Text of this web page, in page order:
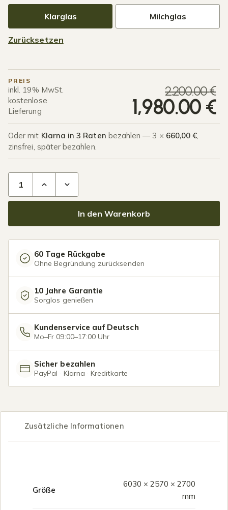
Klarglas Milchglas
Zurücksetzen
PREIS
inkl. 19% MwSt.
kostenlose
Lieferung
2,200.00€
1,980.00 €
Oder mit Klarna in 3 Raten bezahlen — 3 × 660,00 €,
zinsfrei, später bezahlen.
In den Warenkorb
60 Tage Rückgabe
Ohne Begründung zurücksenden
10 Jahre Garantie
Sorglos genießen
Kundenservice auf Deutsch
Mo–Fr 09:00–17:00 Uhr
Sicher bezahlen
PayPal · Klarna · Kreditkarte
Zusätzliche Informationen
Größe
6030 × 2570 × 2700
mm